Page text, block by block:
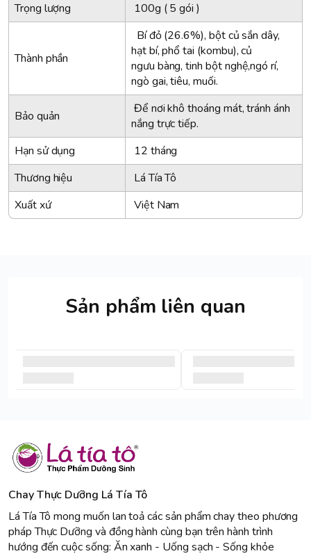
Trọng lượng 100g ( 5 gói )
Thành phần
Bí đỏ (26.6%), bột củ sắn dây,
hạt bí, phổ tai (kombu), củ
ngưu bàng, tinh bột nghệ,ngó rí,
ngò gai, tiêu, muối.
Bảo quản
Để nơi khô thoáng mát, tránh ánh
nắng trực tiếp.
Hạn sử dụng
12 tháng
Thương hiệu
Lá Tía Tô
Xuất xứ
Việt Nam
Sản phẩm liên quan
Chay Thực Dưỡng Lá Tía Tô
Lá Tía Tô mong muốn lan toả các sản phẩm chay theo phương
pháp Thực Dưỡng và đồng hành cùng bạn trên hành trình
hướng đến cuộc sống: Ăn xanh - Uống sạch - Sống khỏe